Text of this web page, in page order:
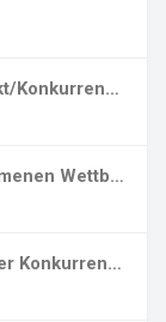
Vollkommener Wettbewerbsmarkt/Konkurrenzmarkt
Gewinnmaximierung auf vollkommenen Wettbewerb...
Gewinnoptimum bei vollkommener Konkurrenz (in...